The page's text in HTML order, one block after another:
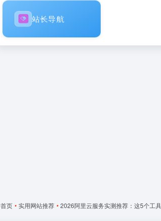
站长导航
首页 • 实用网站推荐 • 2026阿里云服务实测推荐：这5个工